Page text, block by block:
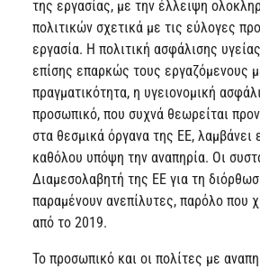
της εργασίας, με την έλλειψη
πολιτικών σχετικά με τις εύλογες
εργασία. Η πολιτική ασφάλισης
επίσης επαρκώς τους εργαζόμενους
πραγματικότητα, η υγειονομική
προσωπικό, που συχνά θεωρείται
στα θεσμικά όργανα της ΕΕ, λαμβάνει
καθόλου υπόψη την αναπηρία. Οι
Διαμεσολαβητή της ΕΕ για τη
παραμένουν ανεπίλυτες, παρόλο που
από το 2019.
Το προσωπικό και οι πολίτες με